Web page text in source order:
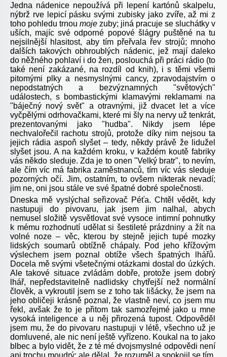
Jedna nádenice nepoužívá při lepení kartónů skalpelu,
nýbrž rve lepicí pásku svými zubisky jako zvíře, až mi z
toho pohledu trnou moje zuby; jiná pracuje se sluchátky v
uších, majíc své odporné popové šlágry puštěné na tu
nejsilnější hlasitost, aby tím přeřvala řev strojů; mnoho
dalších takových obhroublých nádenic, jež mají daleko
do něžného pohlaví i do žen, poslouchá při práci rádio (to
také není zakázané, na rozdíl od knih), i s těmi všemi
pitomými plky a nesmyslnými cancy, zpravodajstvím o
nepodstatných a bezvýznamných "světových"
událostech, s bombastickými klamavými reklamami na
"báječný nový svět" a otravnými, již dvacet let a více
vyčpělými odrhovačkami, které mi šly na nervy už tenkrát,
prezentovanými jako "hudba". Nikdy jsem lépe
nechvalořečil rachotu strojů, protože díky nim nejsou ta
jejich rádia aspoň slyšet – tedy, někdy právě že lidužel
slyšet jsou. A na každém kroku, v každém koutě fabriky
vás někdo sleduje. Zda je to onen "Velký bratr", to nevím,
ale čím víc má fabrika zaměstnanců, tím víc vás sleduje
pozorných očí. Jim, ostatním, to ovšem nikterak nevadí;
jim ne, oni jsou stále ve své špatné dobré společnosti.
Dneska mě vyslýchal seřizovač Péťa. Chtěl vědět, kdy
nastupuji do pivovaru, jak jsem jim nalhal, abych
nemusel složitě vysvětlovat své vysoce intimní pohnutky
k mému rozhodnutí udělat si šestileté prázdniny a žít na
volné noze – věc, kterou by stejně jejich tupé mozky
lidských soumarů obtížně chápaly. Pod jeho křížovým
výslechem jsem poznal obtíže všech špatných lhářů.
Docela mě svými všetečnými otázkami dostal do úzkých.
Ale takové situace zvládám dobře, protože jsem dobrý
lhář, nepředstavitelně nadlidsky chytřejší než normální
člověk, a vykroutil jsem se z toho tak lišácky, že jsem na
jeho obličeji krásně poznal, že vlastně neví, co jsem mu
řekl, avšak že to je přitom tak samozřejmé jako u mne
vysoká inteligence a u něj přirozená tupost. Odpověděl
jsem mu, že do pivovaru nastupuji v létě, všechno už je
domluvené, ale nic není ještě vyřízeno. Koukal na to jako
blbec a bylo vidět, že z té mé dvojsmyslné odpovědi není
ani trochu moudrý; ale dělal, že rozuměl a spokojil se tím.